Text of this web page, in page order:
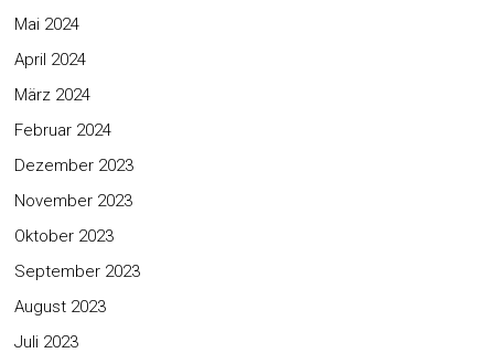
Mai 2024
April 2024
März 2024
Februar 2024
Dezember 2023
November 2023
Oktober 2023
September 2023
August 2023
Juli 2023